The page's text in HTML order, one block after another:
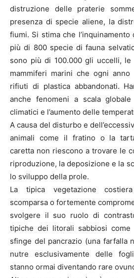
distruzione delle praterie
presenza di specie aliene, la
fiumi. Si stima che
più di 800 specie di fauna
sono più di 100.000 gli uccelli,
mammiferi marini che ogni
rifiuti di plastica abbandonati.
anche fenomeni a scala
climatici e l’aumento delle
A causa del disturbo e
animali come il fratino o la
caretta non riescono a trovare le
riproduzione, la deposizione e la
lo sviluppo della prole.
La tipica vegetazione
scomparsa o fortemente
svolgere il suo ruolo di
tipiche dei litorali sabbiosi
sfinge del pancrazio (una farfalla
nutre esclusivamente delle
stanno ormai diventando rare